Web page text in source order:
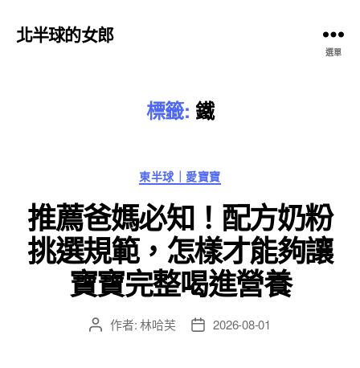
北半球的女郎
選單
標籤: 鐵
分
類
東半球｜愛寶寶
推薦爸媽必知！配方奶粉
挑選規範，怎樣才能夠讓
寶寶完整喝進營養
文 作者:林哈芙
文 2026-08-01